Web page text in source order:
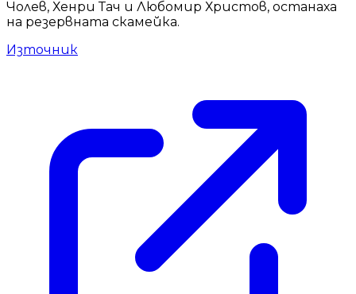
Чолев, Хенри Тач и Любомир Христов, останаха
на резервната скамейка.
Източник